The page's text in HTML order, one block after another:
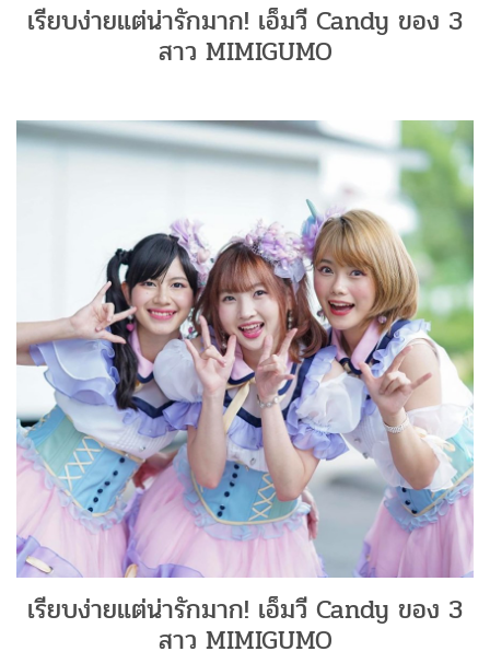
เรียบง่ายแต่น่ารักมาก! เอ็มวี Candy ของ 3
สาว MIMIGUMO
เรียบง่ายแต่น่ารักมาก! เอ็มวี Candy ของ 3
สาว MIMIGUMO